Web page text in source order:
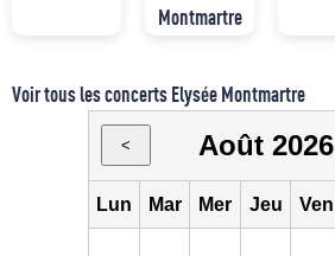
Montmartre
Voir tous les concerts Elysée Montmartre
< Août 2026
Lun Mar Mer Jeu Ven